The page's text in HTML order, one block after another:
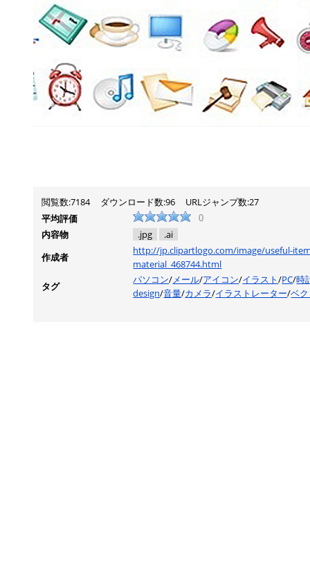
閲覧数:7184 ダウンロード数:96
URLジャンプ数:27
平均評価
0
内容物 .jpg
.ai
作成者
http://jp.clipartlogo.com/image/useful-
material_468744.html
タグ
パソコン/メール/アイコン/イラスト/PC/時
design/音量/カメラ/イラストレーター/ベ